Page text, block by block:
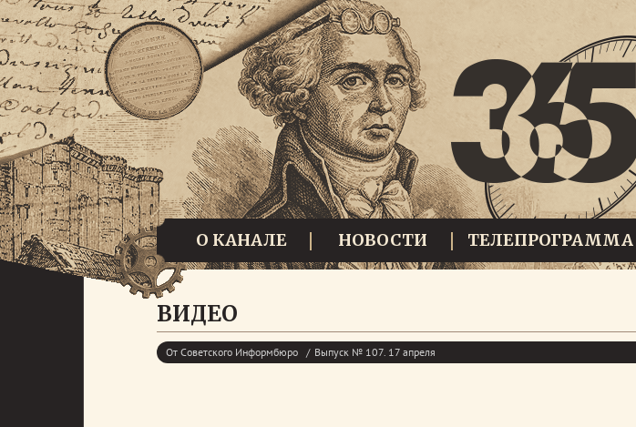
О КАНАЛЕ НОВОСТИ ТЕЛЕПРОГРАММА
ВИДЕО
От Советского Информбюро Выпуск № 107. 17 апреля